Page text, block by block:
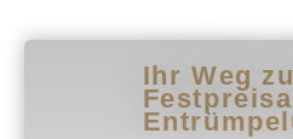
Ihr Weg